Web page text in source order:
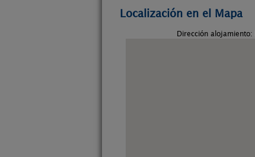
Localización en el Mapa
Dirección alojamiento: